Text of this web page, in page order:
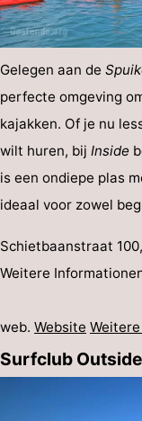
Gelegen aan de
perfecte omgeving
kajakken. Of je nu
wilt huren, bij Inside
is een ondiepe plas
ideaal voor zowel
Schietbaanstraat
Weitere
web. Website
Surfclub Outside